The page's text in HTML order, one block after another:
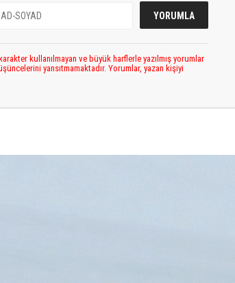
kullanılmayan ve büyük harflerle yazılmış yorumlar
yansıtmamaktadır. Yorumlar, yazan kişiyi